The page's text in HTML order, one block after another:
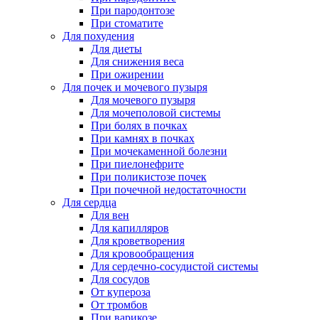
При пародонтозе
При стоматите
Для похудения
Для диеты
Для снижения веса
При ожирении
Для почек и мочевого пузыря
Для мочевого пузыря
Для мочеполовой системы
При болях в почках
При камнях в почках
При мочекаменной болезни
При пиелонефрите
При поликистозе почек
При почечной недостаточности
Для сердца
Для вен
Для капилляров
Для кроветворения
Для кровообращения
Для сердечно-сосудистой системы
Для сосудов
От купероза
От тромбов
При варикозе